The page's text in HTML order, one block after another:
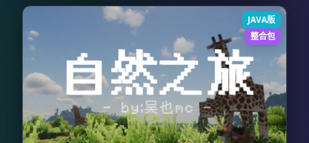
的堆砌，而是追求有机的融合。所有移植回归的经典名刀
与新增的冒险模组紧密交织，共同编织出一条全新的、充
满探索乐趣的锻刀晋升路线。
生态进化:
这里的生物不再
是任人宰割的靶子。我们全面重写了怪物的AI逻辑与防御
机制，它们将告别昔日的笨拙，并被赋予了对非拔刀剑伤
害高达60%的强力减免。此外，随机生成的词条系统将让
你的敌人更加棘手（或许你曾听闻过传说中“五星僵尸上
校”的威名？）。而那些经过全方位魔改升级的Boss，将
成为你剑道之路上真正的磨刀石。 生活美学:战斗并非生
活的全部。除了热血沸腾的厮杀，本作还精心挑选了丰富
JAVA版
整合包